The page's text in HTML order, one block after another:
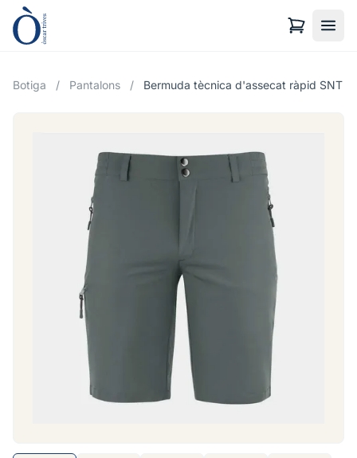
Botiga / Pantalons / Bermuda tècnica d'assecat ràpid SNT